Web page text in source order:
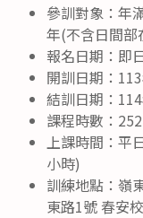
參訓對象：年
年(不含日間部
報名日期：即
開訓日期：
結訓日期：
課程時數：
上課時間：平
小時)
訓練地點：嶺
東路1號 春安